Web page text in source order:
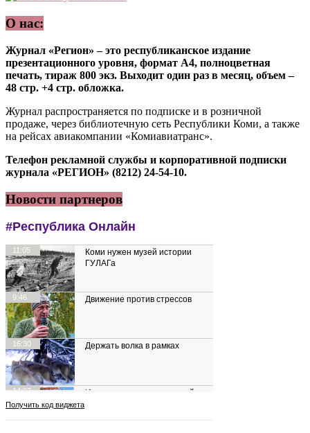
О нас:
Журнал «Регион» – это республиканское издание
презентационного уровня, формат А4, полноцветная
печать, тираж 800 экз. Выходит один раз в месяц, объем –
48 стр. +4 стр. обложка.
Журнал распространяется по подписке и в розничной
продаже, через библиотечную сеть Республики Коми, а также
на рейсах авиакомпании «Комиавиатранс».
Телефон рекламной службы и корпоративной подписки
журнала «РЕГИОН» (8212) 24-54-10.
Новости партнеров